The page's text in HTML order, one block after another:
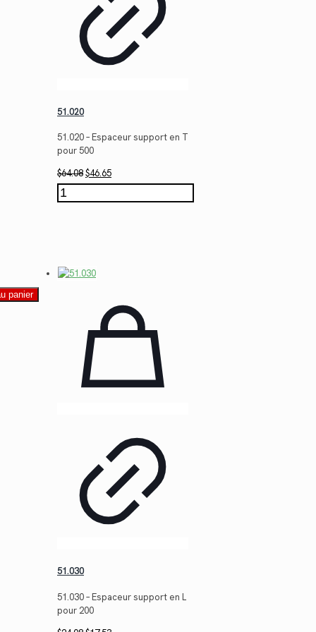
51.020
51.020 – Espaceur support en T
pour 500
$64.08Le
prix
initial
$46.65Le
prix
actuel
quantité
de
panier
51.030
51.030 – Espaceur support en L
pour 200